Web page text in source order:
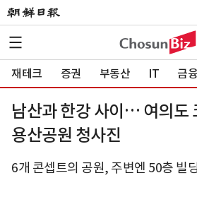
재테크 증권 부동산 IT 금융
남산과 한강 사이… 여의도
용산공원 청사진
6개 콘셉트의 공원, 주변엔 50층 빌